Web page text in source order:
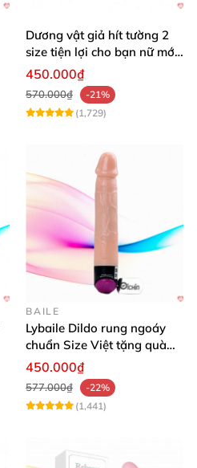
Dương vật giả hít tường 2
size tiện lợi cho bạn nữ mới
dùng
450.000₫
570.000₫
-21%
(1,729)
BAILE
Lybaile Dildo rung ngoáy
chuẩn Size Việt tặng quà
ưu đãi
450.000₫
577.000₫
-22%
(1,441)